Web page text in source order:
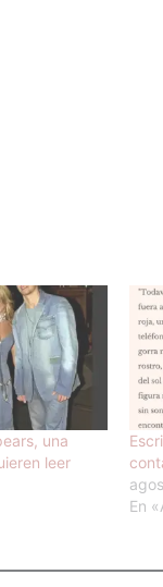
una
leer
En